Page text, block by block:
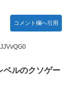
コメント欄へ引用
ベルのクソゲー